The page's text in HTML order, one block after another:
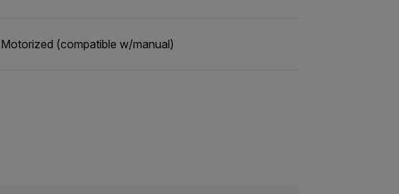
Motorized (compatible w/manual)